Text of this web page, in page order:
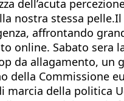
dell’acuta
nostra stessa
affrontando
online. Sabato
da allagamento,
Commissione
della politica